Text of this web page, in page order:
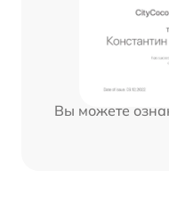
Вы можете